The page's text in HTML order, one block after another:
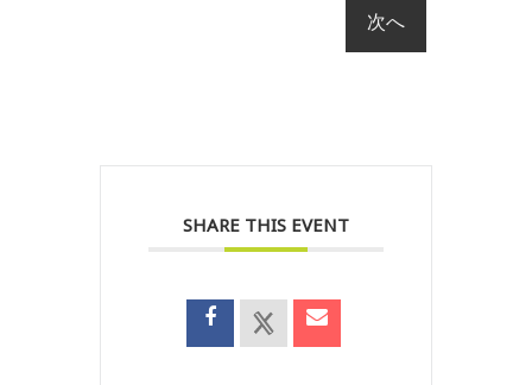
SHARE THIS EVENT